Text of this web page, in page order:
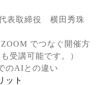
表取締役 横田秀珠
ZOOM でつなぐ開催方
受講可能です。）
のAI との違い
ット